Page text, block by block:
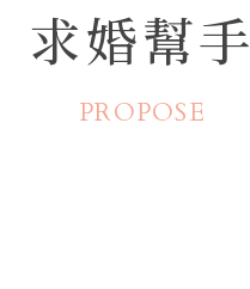
求婚幫手
PROPOSE